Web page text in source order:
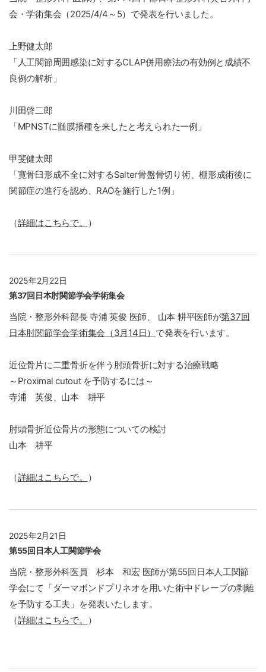
会・学術集会（2025/4/4～5）で発表を行いました。
上野健太郎
「人工関節周囲感染に対するCLAP併用療法の有効例と成績不
良例の解析」
川田啓二郎
「MPNSTに髄膜播種を来したと考えられた一例」
甲斐健太郎
「寛骨臼形成不全に対するSalter骨盤骨切り術、棚形成術後に
関節症の進行を認め、RAOを施行した1例」
（詳細はこちらで。 ）
2025年2月22日
第37回日本肘関節学会学術集会
当院・整形外科部長 寺浦 英俊 医師、 山本 耕平医師が第37回
日本肘関節学会学術集会（3月14日） で発表を行います。
近位骨片に二重骨折を伴う肘頭骨折に対する治療戦略
～Proximal cutout を予防するには～
寺浦 英俊、山本 耕平
肘頭骨折近位骨片の形態についての検討
山本 耕平
（詳細はこちらで。 ）
2025年2月21日
第55回日本人工関節学会
当院・整形外科医員 杉本 和宏 医師が第55回日本人工関節
学会にて「ダーマボンドプリネオを用いた術中ドレーブの剥離
を予防する工夫」を発表いたします。
（詳細はこちらで。 ）